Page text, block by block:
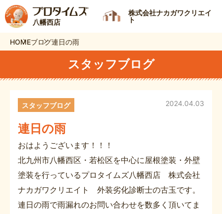
八幡西店
株式会社ナカガワクリエイ
ト
HOMEブログ連日の雨
スタッフブログ
連日の雨
2024.04.03
スタッフブログ
おはようございます！！！
北九州市八幡西区・若松区を中心に屋根塗装・外壁
塗装を行っているプロタイムズ八幡西店 株式会社
ナカガワクリエイト 外装劣化診断士の古玉です。
連日の雨で雨漏れのお問い合わせを数多く頂いてま